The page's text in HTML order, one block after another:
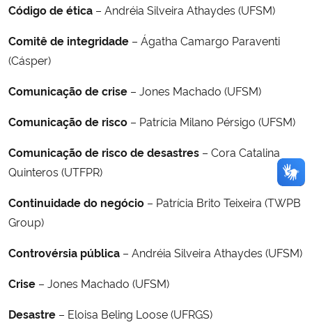
Código de ética – Andréia Silveira Athaydes (UFSM)
Comitê de integridade – Ágatha Camargo Paraventi
(Cásper)
Comunicação de crise – Jones Machado (UFSM)
Comunicação de risco – Patrícia Milano Pérsigo (UFSM)
Comunicação de risco de desastres – Cora Catalina
Quinteros (UTFPR)
Continuidade do negócio – Patrícia Brito Teixeira (TWPB
Group)
Controvérsia pública – Andréia Silveira Athaydes (UFSM)
Crise – Jones Machado (UFSM)
Desastre – Eloisa Beling Loose (UFRGS)